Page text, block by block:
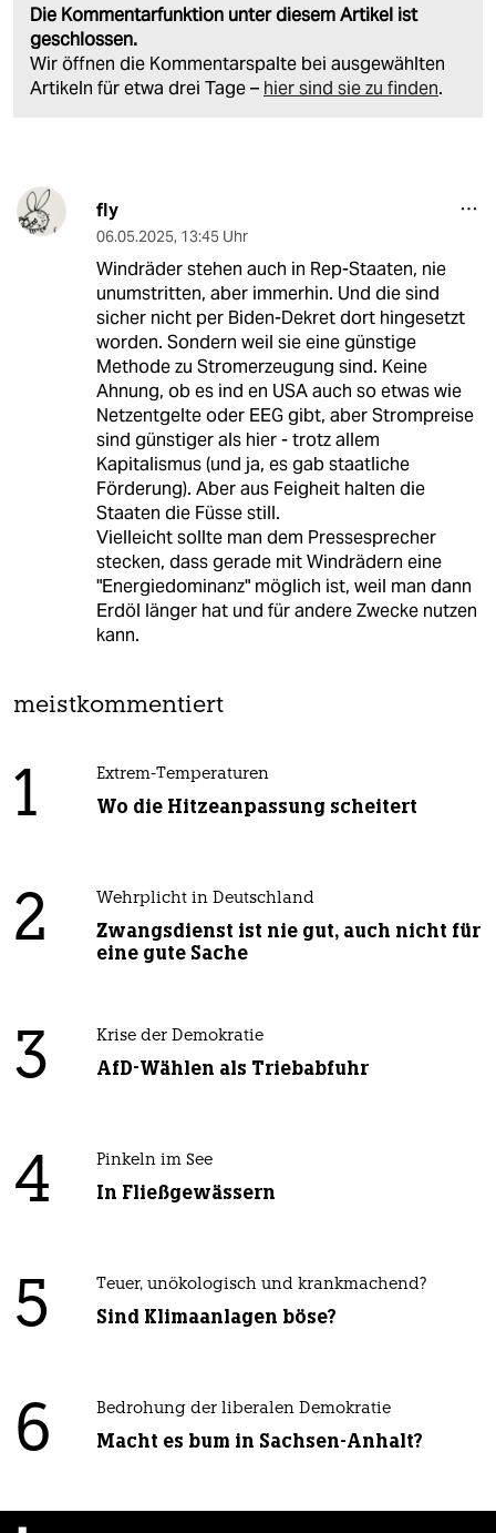
Die Kommentarfunktion unter diesem Artikel ist
geschlossen.
Wir öffnen die Kommentarspalte bei ausgewählten
Artikeln für etwa drei Tage – hier sind sie zu finden.
fly
06.05.2025, 13:45 Uhr
Windräder stehen auch in Rep-Staaten, nie
unumstritten, aber immerhin. Und die sind
sicher nicht per Biden-Dekret dort hingesetzt
worden. Sondern weil sie eine günstige
Methode zu Stromerzeugung sind. Keine
Ahnung, ob es ind en USA auch so etwas wie
Netzentgelte oder EEG gibt, aber Strompreise
sind günstiger als hier - trotz allem
Kapitalismus (und ja, es gab staatliche
Förderung). Aber aus Feigheit halten die
Staaten die Füsse still.
Vielleicht sollte man dem Pressesprecher
stecken, dass gerade mit Windrädern eine
"Energiedominanz" möglich ist, weil man dann
Erdöl länger hat und für andere Zwecke nutzen
kann.
meistkommentiert
1 Extrem-Temperaturen
Wo die Hitzeanpassung scheitert
2 Wehrplicht in Deutschland
Zwangsdienst ist nie gut, auch nicht für
eine gute Sache
3 Krise der Demokratie
AfD-Wählen als Triebabfuhr
4 Pinkeln im See
In Fließgewässern
5 Teuer, unökologisch und krankmachend?
Sind Klimaanlagen böse?
6 Bedrohung der liberalen Demokratie
Macht es bum in Sachsen-Anhalt?